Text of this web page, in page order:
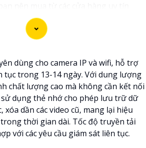
thức của Dahua.☄️
thay đổi tùy vào model và chức năng
tìm hiểu kỹ trước khi đầu tư.🎖️
minh và độ tin cậy.💖 5:Nếu bạn
giá rẻ, bạn có thể tham khảo trên
điện tử hoặc tại các cửa hàng điện
thông tin trên sẽ giúp bạn chọn lựa
hãng, giá rẻ và chất lượng. Nếu
cần tư vấn thêm, đừng ngần ngại
dùng cho camera IP và wifi, hỗ trợ
trong 13-14 ngày. Với dung lượng
chất lượng cao mà không cần kết nối
sử dụng thẻ nhớ cho phép lưu trữ dữ
xóa dần các video cũ, mang lại hiệu
thời gian dài. Tốc độ truyền tải
với các yêu cầu giám sát liên tục.